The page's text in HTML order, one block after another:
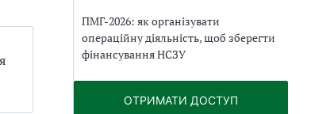
ПМГ-2026: як організувати
операційну діяльність, щоб зберегти
фінансування НСЗУ
ОТРИМАТИ ДОСТУП